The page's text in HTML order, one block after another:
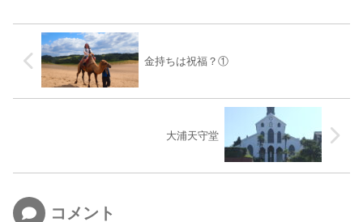
金持ちは祝福？①
大浦天守堂
コメント